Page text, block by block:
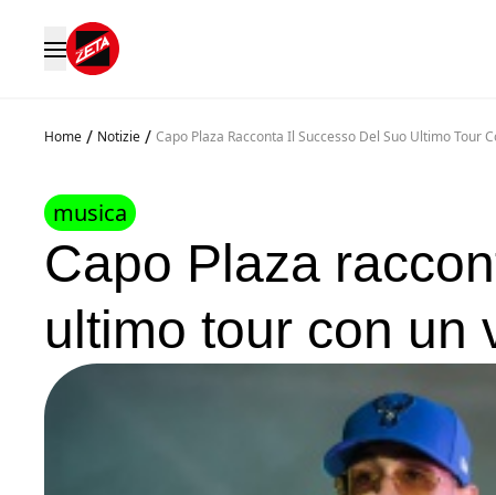
Home / Notizie / Capo Plaza Racconta Il Successo Del Suo Ultimo Tour
musica
Capo Plaza
ultimo tour con un